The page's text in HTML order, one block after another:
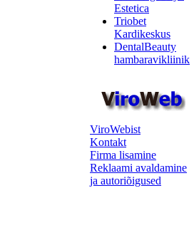
Estetica
Triobet
Kardikeskus
DentalBeauty
hambaravikliinik
ViroWebist
Kontakt
Firma lisamine
Reklaami avaldamine
ja autoriõigused